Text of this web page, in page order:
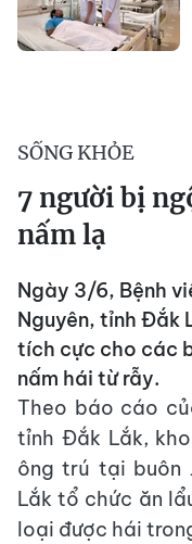
SỐNG KHỎE
7 người bị
nấm lạ
Ngày 3/6, Bệnh
Nguyên, tỉnh Đắk
tích cực cho các
nấm hái từ rẫy.
Theo báo cáo
tỉnh Đắk Lắk,
ông trú tại buôn
Lắk tổ chức ăn
loại được hái